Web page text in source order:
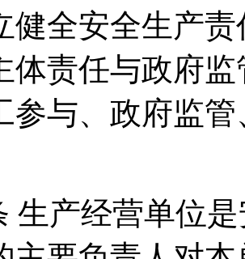
健全安全生产
体责任与政府
参与、政府监
生产经营单位